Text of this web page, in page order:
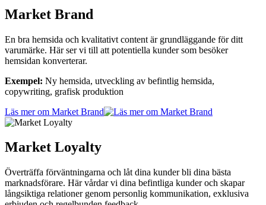
Market Brand
En bra hemsida och kvalitativt content är grundläggande för ditt
varumärke. Här ser vi till att potentiella kunder som besöker
hemsidan konverterar.
Exempel: Ny hemsida, utveckling av befintlig hemsida,
copywriting, grafisk produktion
Läs mer om Market Brand
Market Loyalty
Överträffa förväntningarna och låt dina kunder bli dina bästa
marknadsförare. Här vårdar vi dina befintliga kunder och skapar
långsiktiga relationer genom personlig kommunikation, exklusiva